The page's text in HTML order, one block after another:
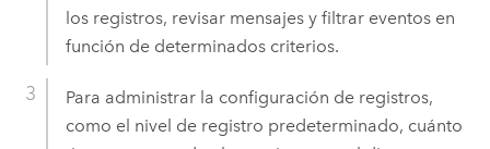
los registros, revisar mensajes y filtrar eventos en
función de determinados criterios.
Para administrar la configuración de registros,
como el nivel de registro predeterminado, cuánto